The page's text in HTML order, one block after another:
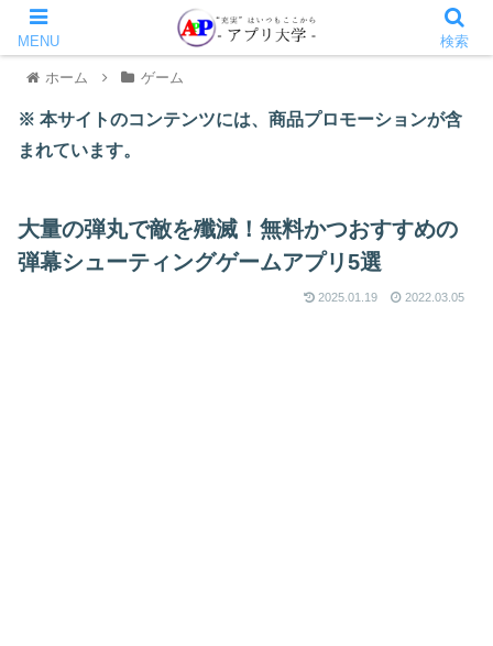
ホーム ゲーム
※ 本サイトのコンテンツには、商品プロモーションが含
まれています。
大量の弾丸で敵を殲滅！無料かつおすすめの
弾幕シューティングゲームアプリ5選
2025.01.19 2022.03.05
MENU 検索